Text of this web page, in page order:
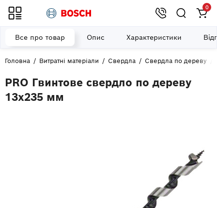
0
Головна Витратні матеріали Свердла Свердла по дереву
PRO Гвинтове свердло по дереву
13x235 мм
Все про товар Опис Характеристики